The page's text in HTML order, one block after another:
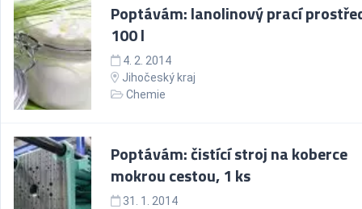
Poptávám: lanolinový prací
100 l
4. 2. 2014
Jihočeský kraj
Chemie
Poptávám: čistící stroj na koberce
mokrou cestou, 1 ks
31. 1. 2014